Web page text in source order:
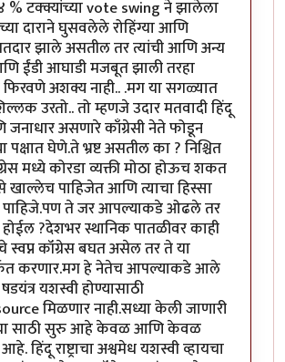
% टक्क्यांच्या vote swing ने झालेला
दाराने घुसवलेले रोहिंग्या आणि
झाले असतील तर त्यांची आणि अन्य
ईंडी आघाडी मजबूत झाली तरहा
अशक्य नाही.. .मग या सगळ्यात
उरतो.. तो म्हणजे उदार मतवादी हिंदू
असणारे काँग्रेसी नेते फोडून
पक्षात घेणे.ते भ्रष्ट असतील का ? निश्चित
मध्ये कोरडा व्यक्ती मोठा होऊच शकत
खाल्लेच पाहिजेत आणि त्याचा हिस्सा
पाहिजे.पण ते जर आपल्याकडे ओढले तर
?देशभर स्थानिक पातळीवर काही
स्वप्न कॉंग्रेस बघत असेल तर ते या
करणार.मग हे नेतेच आपल्याकडे आले
यशस्वी होण्यासाठी
मिळणार नाही.सध्या केली जाणारी
साठी सुरु आहे केवळ आणि केवळ
हिंदू राष्ट्राचा अश्वमेध यशस्वी व्हायचा